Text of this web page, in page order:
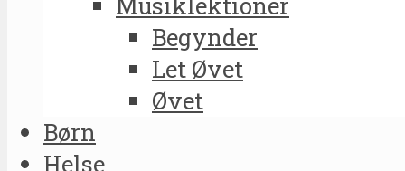
Begynder
Let Øvet
Øvet
Børn
Helse